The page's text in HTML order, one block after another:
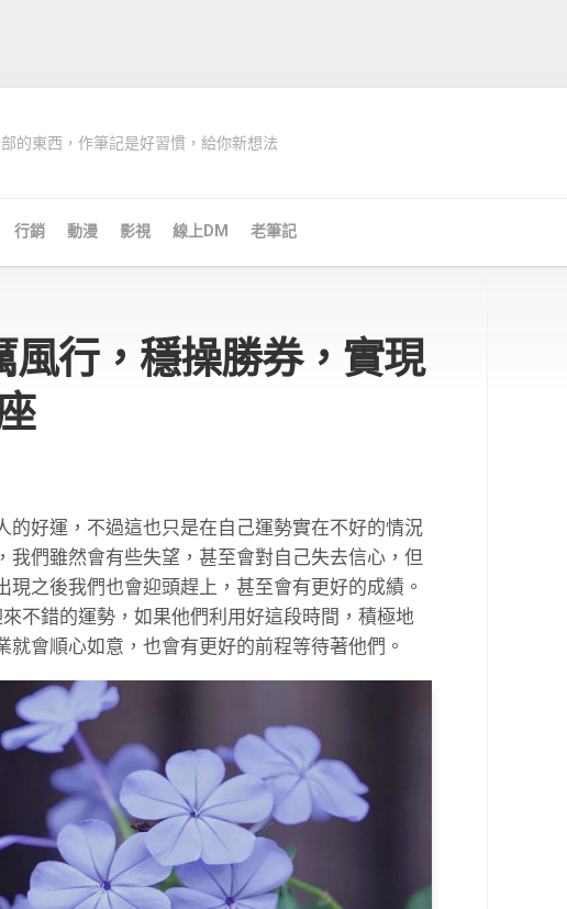
的東西，作筆記是好習慣，給你新想法
行銷 動漫 影視 線上DM 老筆記
風行，穩操勝券，實現
的好運，不過這也只是在自己運勢實在不好的情況
我們雖然會有些失望，甚至會對自己失去信心，但
現之後我們也會迎頭趕上，甚至會有更好的成績。
不錯的運勢，如果他們利用好這段時間，積極地
就會順心如意，也會有更好的前程等待著他們。